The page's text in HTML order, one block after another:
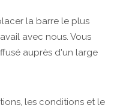
la barre le plus
avec nous. Vous
auprès d'un large
les conditions et le